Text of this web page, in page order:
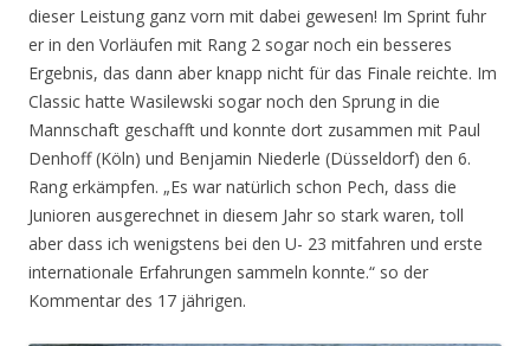
dieser Leistung ganz vorn mit dabei gewesen! Im Sprint fuhr
er in den Vorläufen mit Rang 2 sogar noch ein besseres
Ergebnis, das dann aber knapp nicht für das Finale reichte. Im
Classic hatte Wasilewski sogar noch den Sprung in die
Mannschaft geschafft und konnte dort zusammen mit Paul
Denhoff (Köln) und Benjamin Niederle (Düsseldorf) den 6.
Rang erkämpfen. „Es war natürlich schon Pech, dass die
Junioren ausgerechnet in diesem Jahr so stark waren, toll
aber dass ich wenigstens bei den U- 23 mitfahren und erste
internationale Erfahrungen sammeln konnte.“ so der
Kommentar des 17 jährigen.